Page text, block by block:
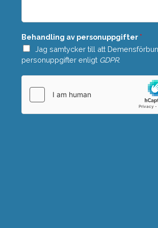
a
d
e
*
Behandling av personuppgifter *
Jag samtycker till att
personuppgifter enligt GDPR.